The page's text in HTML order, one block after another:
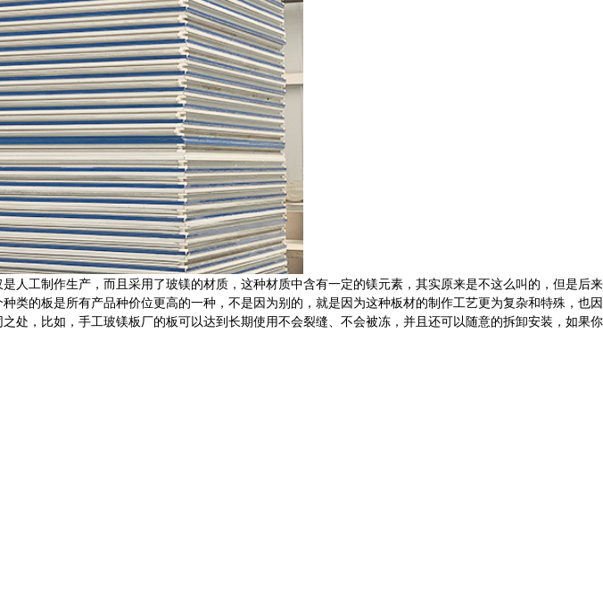
人工制作生产，而且采用了玻镁的材质，这种材质中含有一定的镁元素，其实原来是不这么叫的，但是后来
的板是所有产品种价位更高的一种，不是因为别的，就是因为这种板材的制作工艺更为复杂和特殊，也因
，比如，手工玻镁板厂的板可以达到长期使用不会裂缝、不会被冻，并且还可以随意的拆卸安装，如果你